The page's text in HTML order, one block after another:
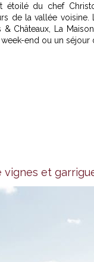
étoilé du chef
de la vallée voisine.
Châteaux, La
end ou un séjour
vignes et